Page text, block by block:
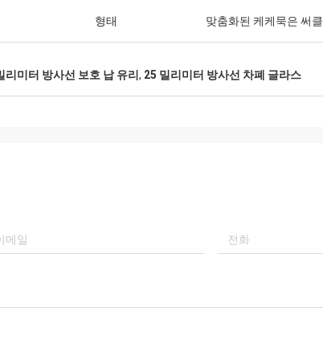
형태 맞춤화된 케케묵은 써클
리미터 방사선 보호 납 유리 , 25 밀리미터 방사선 차폐 글라스